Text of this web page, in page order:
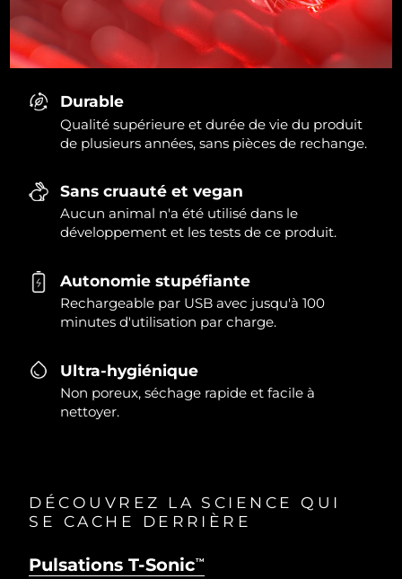
Durable
Qualité supérieure et durée de vie du produit
de plusieurs années, sans pièces de rechange.
Sans cruauté et vegan
Aucun animal n'a été utilisé dans le
développement et les tests de ce produit.
Autonomie stupéfiante
Rechargeable par USB avec jusqu'à 100
minutes d'utilisation par charge.
Ultra-hygiénique
Non poreux, séchage rapide et facile à
nettoyer.
DÉCOUVREZ LA SCIENCE QUI
SE CACHE DERRIÈRE
Pulsations T-SonicTM